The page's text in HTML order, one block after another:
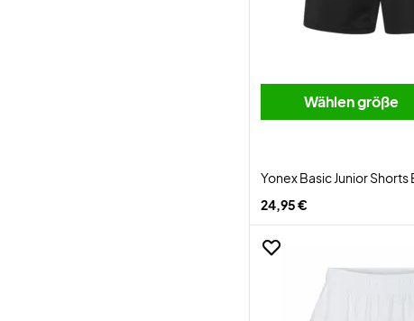
Wählen größe
Yonex Basic Junior Shorts
24,95 €